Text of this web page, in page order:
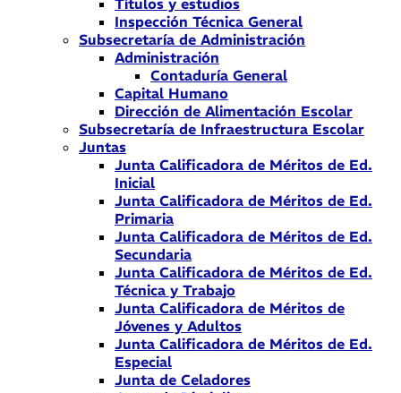
Títulos y estudios
Inspección Técnica General
Subsecretaría de Administración
Administración
Contaduría General
Capital Humano
Dirección de Alimentación Escolar
Subsecretaría de Infraestructura Escolar
Juntas
Junta Calificadora de Méritos de Ed.
Inicial
Junta Calificadora de Méritos de Ed.
Primaria
Junta Calificadora de Méritos de Ed.
Secundaria
Junta Calificadora de Méritos de Ed.
Técnica y Trabajo
Junta Calificadora de Méritos de
Jóvenes y Adultos
Junta Calificadora de Méritos de Ed.
Especial
Junta de Celadores